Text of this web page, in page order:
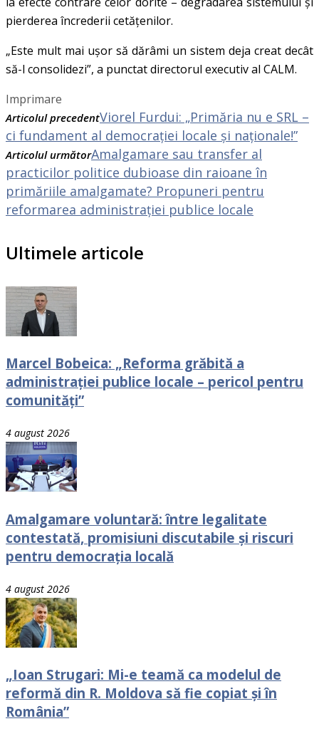
pierderea încrederii cetățenilor.
„Este mult mai ușor să dărâmi un sistem deja creat decât
să-l consolidezi”, a punctat directorul executiv al CALM.
Imprimare
Articolul precedentViorel Furdui: „Primăria nu e SRL –
ci fundament al democrației locale și naționale!”
Articolul următorAmalgamare sau transfer al
practicilor politice dubioase din raioane în
primăriile amalgamate? Propuneri pentru
reformarea administrației publice locale
Ultimele articole
Marcel Bobeica: „Reforma grăbită a
administrației publice locale – pericol pentru
comunități”
4 august 2026
Amalgamare voluntară: între legalitate
contestată, promisiuni discutabile și riscuri
pentru democrația locală
4 august 2026
„Ioan Strugari: Mi-e teamă ca modelul de
reformă din R. Moldova să fie copiat și în
România”